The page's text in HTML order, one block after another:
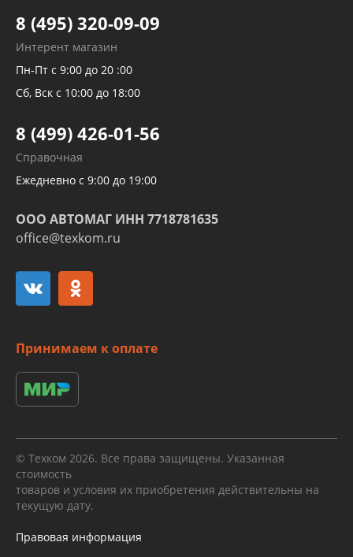
Тормозных трубок
Рукавов гидроусилителей
Рукавов компрессоров и турбин
Трубок кондиционеров
Развертка пайка медных стальных
алюминиевых трубок и штуцеров
8 (495) 320-09-09
Интерент магазин
Пн-Пт с 9:00 до 20 :00
Сб, Вск с 10:00 до 18:00
8 (499) 426-01-56
Справочная
Ежедневно с 9:00 до 19:00
ООО АВТОМАГ ИНН 7718781635
office@texkom.ru
Принимаем к оплате
© Техком 2026. Все права защищены. Указанная
стоимость
товаров и условия их приобретения действительны на
текущую дату.
Правовая информация